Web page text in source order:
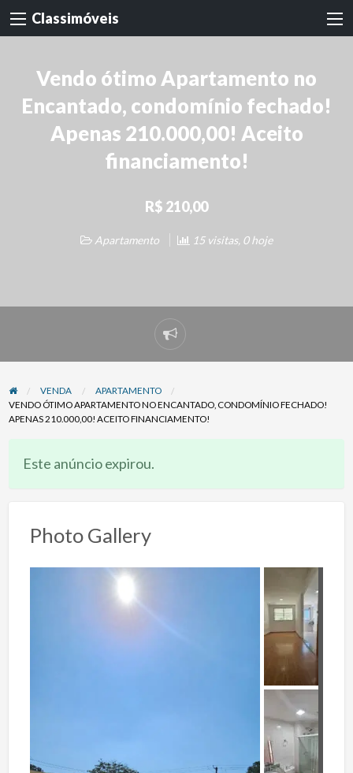
Classimóveis
Vendo ótimo Apartamento no
Encantado, condomínio fechado!
Apenas 210.000,00! Aceito
financiamento!
R$ 210,00
Apartamento 15 visitas, 0 hoje
Denunciar
problema
VENDA
APARTAMENTO
VENDO ÓTIMO APARTAMENTO NO ENCANTADO, CONDOMÍNIO FECHADO!
APENAS 210.000,00! ACEITO FINANCIAMENTO!
Este anúncio expirou.
Photo Gallery